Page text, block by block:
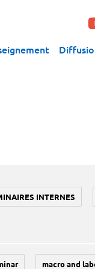
INTERNES
macro and